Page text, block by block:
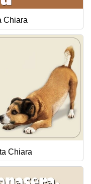
Chiara
Chiara